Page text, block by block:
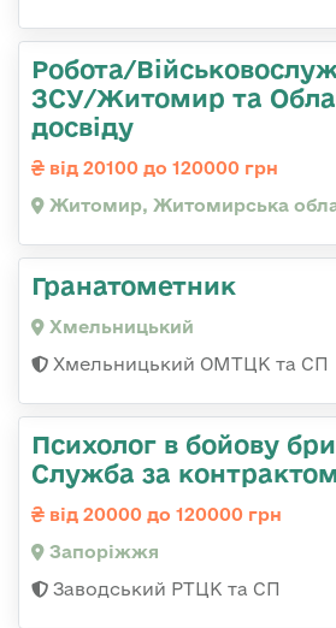
Робота/
ЗСУ/Житомир та
досвіду
від 20100 до 120000 грн
Житомир, Житомирська
Гранатометник
Хмельницький
Хмельницький ОМТЦК та СП
Психолог в бойову
Служба за
від 20000 до 120000 грн
Запоріжжя
Заводський РТЦК та СП